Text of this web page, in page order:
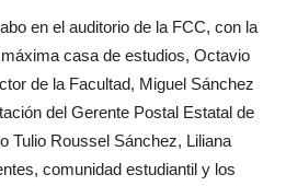
en el auditorio de la FCC, con la
casa de estudios, Octavio
de la Facultad, Miguel Sánchez
del Gerente Postal Estatal de
Tulio Roussel Sánchez, Liliana
comunidad estudiantil y los